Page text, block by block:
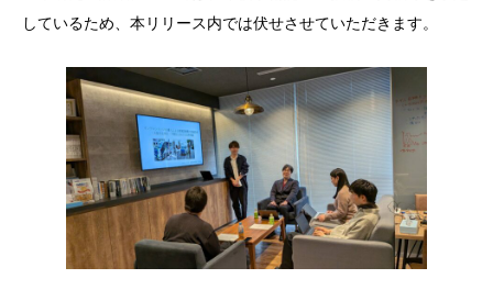
しているため、本リリース内では伏せさせていただきます。